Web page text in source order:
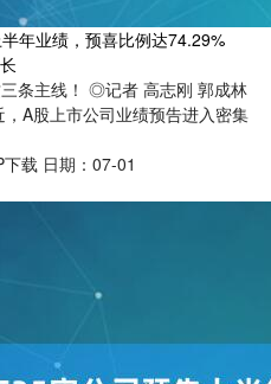
年业绩，预喜比例达74.29%
条主线！ ◎记者 高志刚 郭成林
A股上市公司业绩预告进入密集
下载 日期：07-01